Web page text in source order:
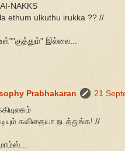
NAKKS
ethum ulkuthu irukka ?? //
இல்லை...
Prabhakaran
21
கவிதையா நடத்துங்க! //